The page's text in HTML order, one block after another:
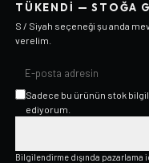
TÜKENDI — STOĞA
S / Siyah seçeneği şu anda
verelim.
Sadece bu ürünün stok
ediyorum.
Bilgilendirme dışında pazarlama